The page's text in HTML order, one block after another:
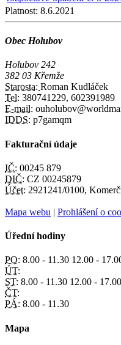
Platnost: 8.6.2021
Obec Holubov
Holubov 242
382 03 Křemže
Starosta: Roman Kudláček
Tel: 380741229, 602391989
E-mail:
IDDS: p7gamqm
Fakturační údaje
IČ: 00245 879
DIČ: CZ 00245879
Účet: 2921241/0100,
Mapa webu | Prohlášení o
Úřední hodiny
PO: 8.00 - 11.30 12.00 -
ÚT:
ST: 8.00 - 11.30 12.00 - 17.00
ČT:
PÁ: 8.00 - 11.30
Mapa